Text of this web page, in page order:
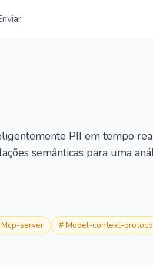
PII em tempo
semânticas para uma
Mcp-server # Model-context-